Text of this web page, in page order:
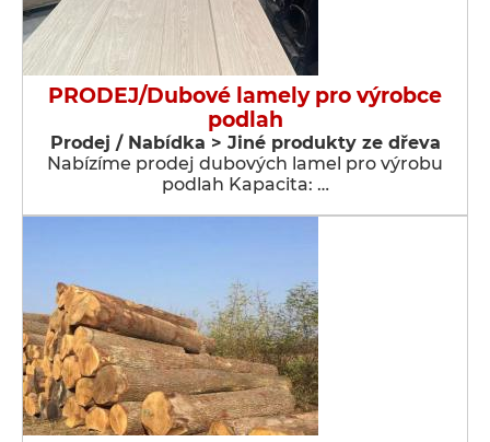
PRODEJ/Dubové lamely pro výrobce
podlah
Prodej / Nabídka > Jiné produkty ze dřeva
Nabízíme prodej dubových lamel pro výrobu
podlah Kapacita: …